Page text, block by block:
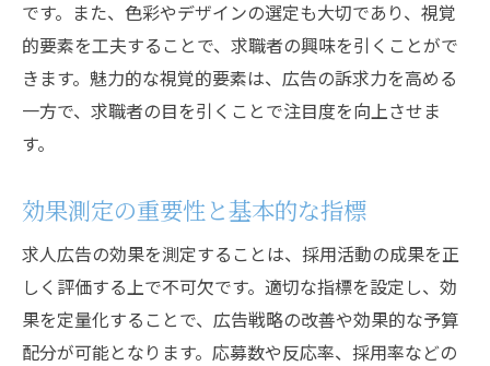
業界動向に基づく広告内容の調整
AI・機械学習の活用による広告最適化
求人広告の費用を抑えながら優秀な人材を採用
するための秘訣
インターンシップやアルムナイネットワー
リファラル採用の推奨
フリーランサーや契約社員の採用
採用イベントやキャリアフェアの活用
です。また、色彩やデザインの選定も大切であり、視覚
的要素を工夫することで、求職者の興味を引くことがで
きます。魅力的な視覚的要素は、広告の訴求力を高める
一方で、求職者の目を引くことで注目度を向上させま
す。
効果測定の重要性と基本的な指標
求人広告の効果を測定することは、採用活動の成果を正
しく評価する上で不可欠です。適切な指標を設定し、効
果を定量化することで、広告戦略の改善や効果的な予算
配分が可能となります。応募数や反応率、採用率などの